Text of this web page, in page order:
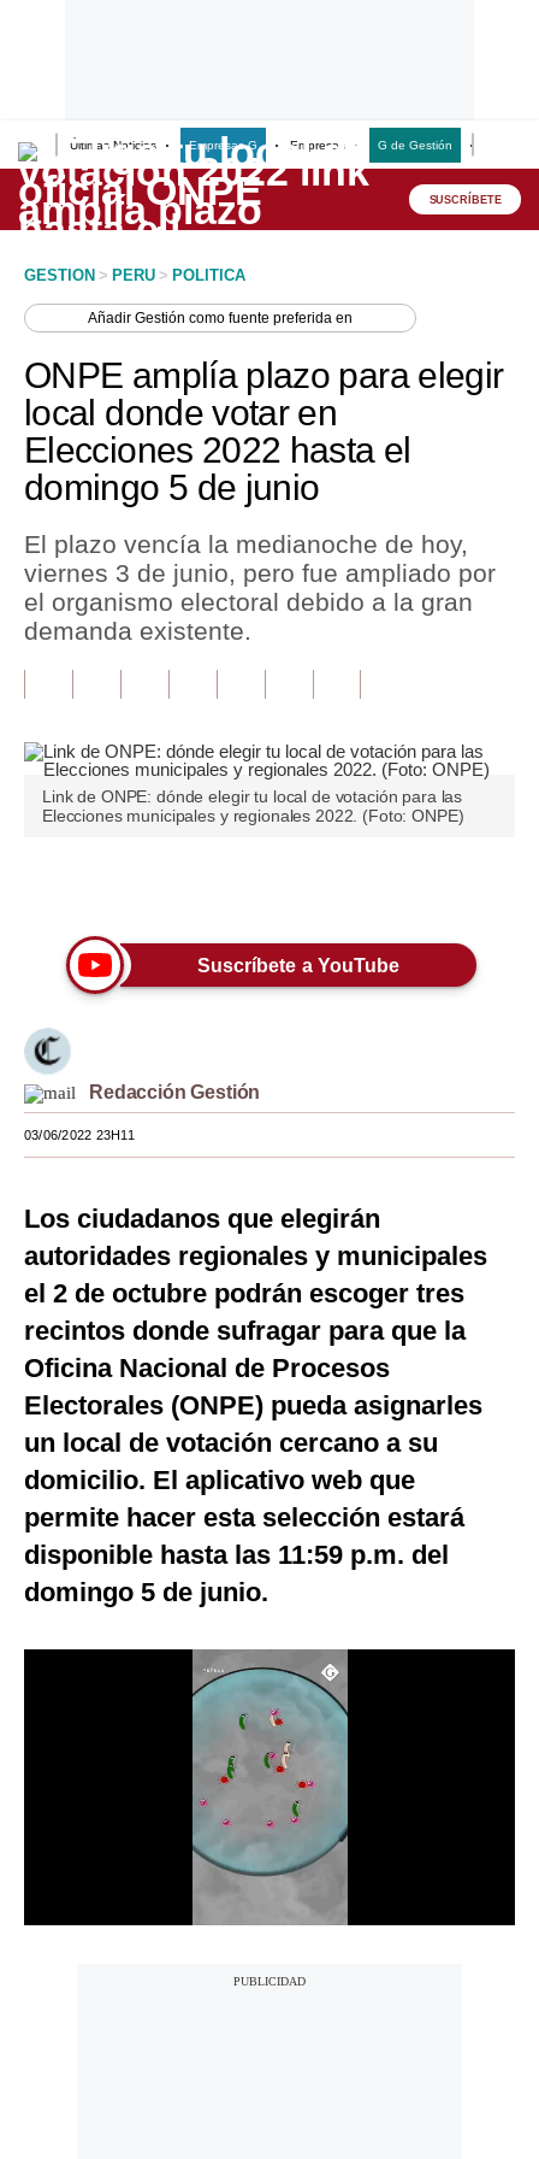
Últimas Noticias Empresas G Empresas G de Gestión
Lo último
Peru Quiosco
Economía
Mercados
Perú
Política
Tu Dinero
Finanzas Personales
Opinión
Editorial
Tendencias
Viajes
Moda
Estilos
Mundo
EEUU
México
España
Internacional
Tecnología
Mix
G de Gestión
SUSCRÍBETE
GESTION > PERU > POLITICA
AñadirGestión como fuente preferida en
ONPE amplía plazo para elegir
local donde votar en
Elecciones 2022 hasta el
domingo 5 de junio
El plazo vencía la medianoche de hoy,
viernes 3 de junio, pero fue ampliado por
el organismo electoral debido a la gran
demanda existente.
Link de ONPE: dónde elegir tu local de votación para las
Elecciones municipales y regionales 2022. (Foto: ONPE)
Suscríbete a YouTube
Redacción Gestión
03/06/2022 23H11
Los ciudadanos que elegirán
autoridades regionales y municipales
el 2 de octubre podrán escoger tres
recintos donde sufragar para que la
Oficina Nacional de Procesos
Electorales (ONPE) pueda asignarles
un local de votación cercano a su
domicilio. El aplicativo web que
permite hacer esta selección estará
disponible hasta las 11:59 p.m. del
domingo 5 de junio.